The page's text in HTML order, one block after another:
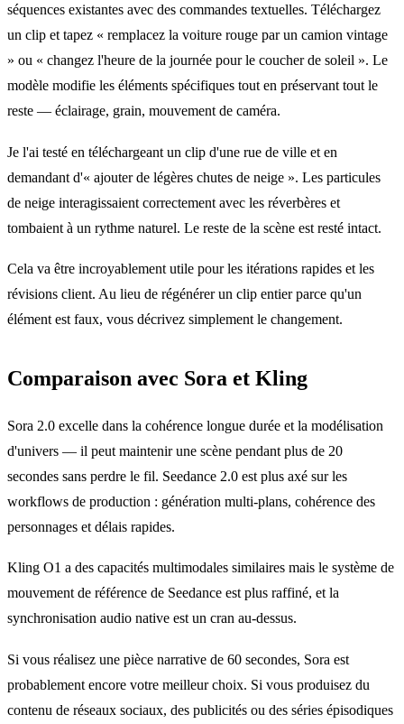
séquences existantes avec des commandes textuelles. Téléchargez
un clip et tapez « remplacez la voiture rouge par un camion vintage
» ou « changez l'heure de la journée pour le coucher de soleil ». Le
modèle modifie les éléments spécifiques tout en préservant tout le
reste — éclairage, grain, mouvement de caméra.
Je l'ai testé en téléchargeant un clip d'une rue de ville et en
demandant d'« ajouter de légères chutes de neige ». Les particules
de neige interagissaient correctement avec les réverbères et
tombaient à un rythme naturel. Le reste de la scène est resté intact.
Cela va être incroyablement utile pour les itérations rapides et les
révisions client. Au lieu de régénérer un clip entier parce qu'un
élément est faux, vous décrivez simplement le changement.
Comparaison avec Sora et Kling
Sora 2.0 excelle dans la cohérence longue durée et la modélisation
d'univers — il peut maintenir une scène pendant plus de 20
secondes sans perdre le fil. Seedance 2.0 est plus axé sur les
workflows de production : génération multi-plans, cohérence des
personnages et délais rapides.
Kling O1 a des capacités multimodales similaires mais le système de
mouvement de référence de Seedance est plus raffiné, et la
synchronisation audio native est un cran au-dessus.
Si vous réalisez une pièce narrative de 60 secondes, Sora est
probablement encore votre meilleur choix. Si vous produisez du
contenu de réseaux sociaux, des publicités ou des séries épisodiques